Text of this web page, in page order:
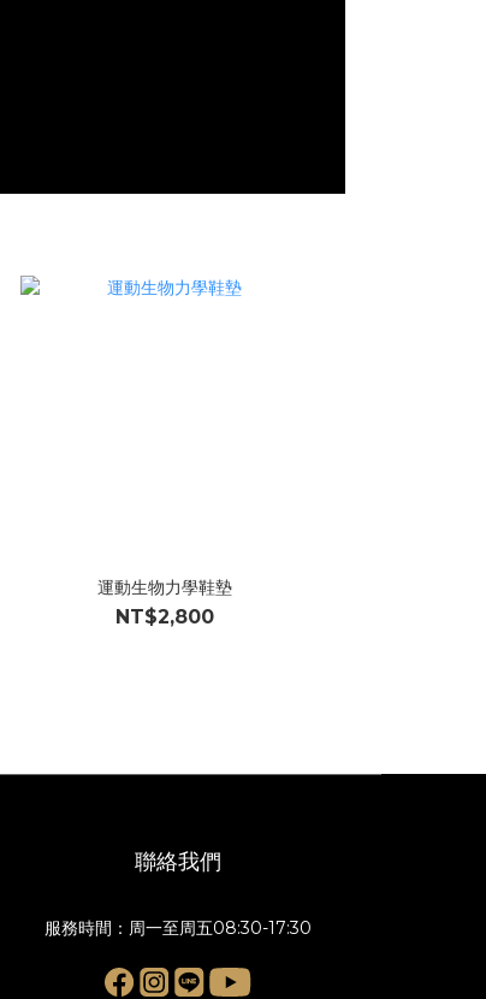
運動生物力學鞋墊
NT$2,800
聯絡我們
服務時間：周一至周五08:30-17:30